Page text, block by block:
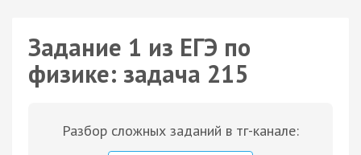
Задание 1 из ЕГЭ по
физике: задача 215
Разбор сложных заданий в тг-канале: